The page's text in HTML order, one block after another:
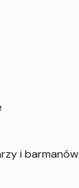
i barmanów